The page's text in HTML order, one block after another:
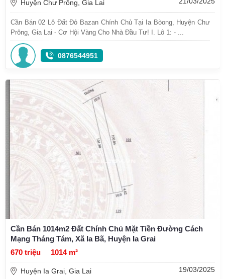
Huyện Chư Prông, Gia Lai
Cần Bán 02 Lô Đất Đỏ Bazan Chính Chủ Tại Ia Bòong, Huyện Chư
Prông, Gia Lai - Cơ Hội Vàng Cho Nhà Đầu Tư! I. Lô 1: - ...
0876544951
Cần Bán 1014m2 Đất Chính Chủ Mặt Tiền Đường Cách
Mạng Tháng Tám, Xã Ia Bã, Huyện Ia Grai
670 triệu
1014 m²
Huyện Ia Grai, Gia Lai 19/03/2025